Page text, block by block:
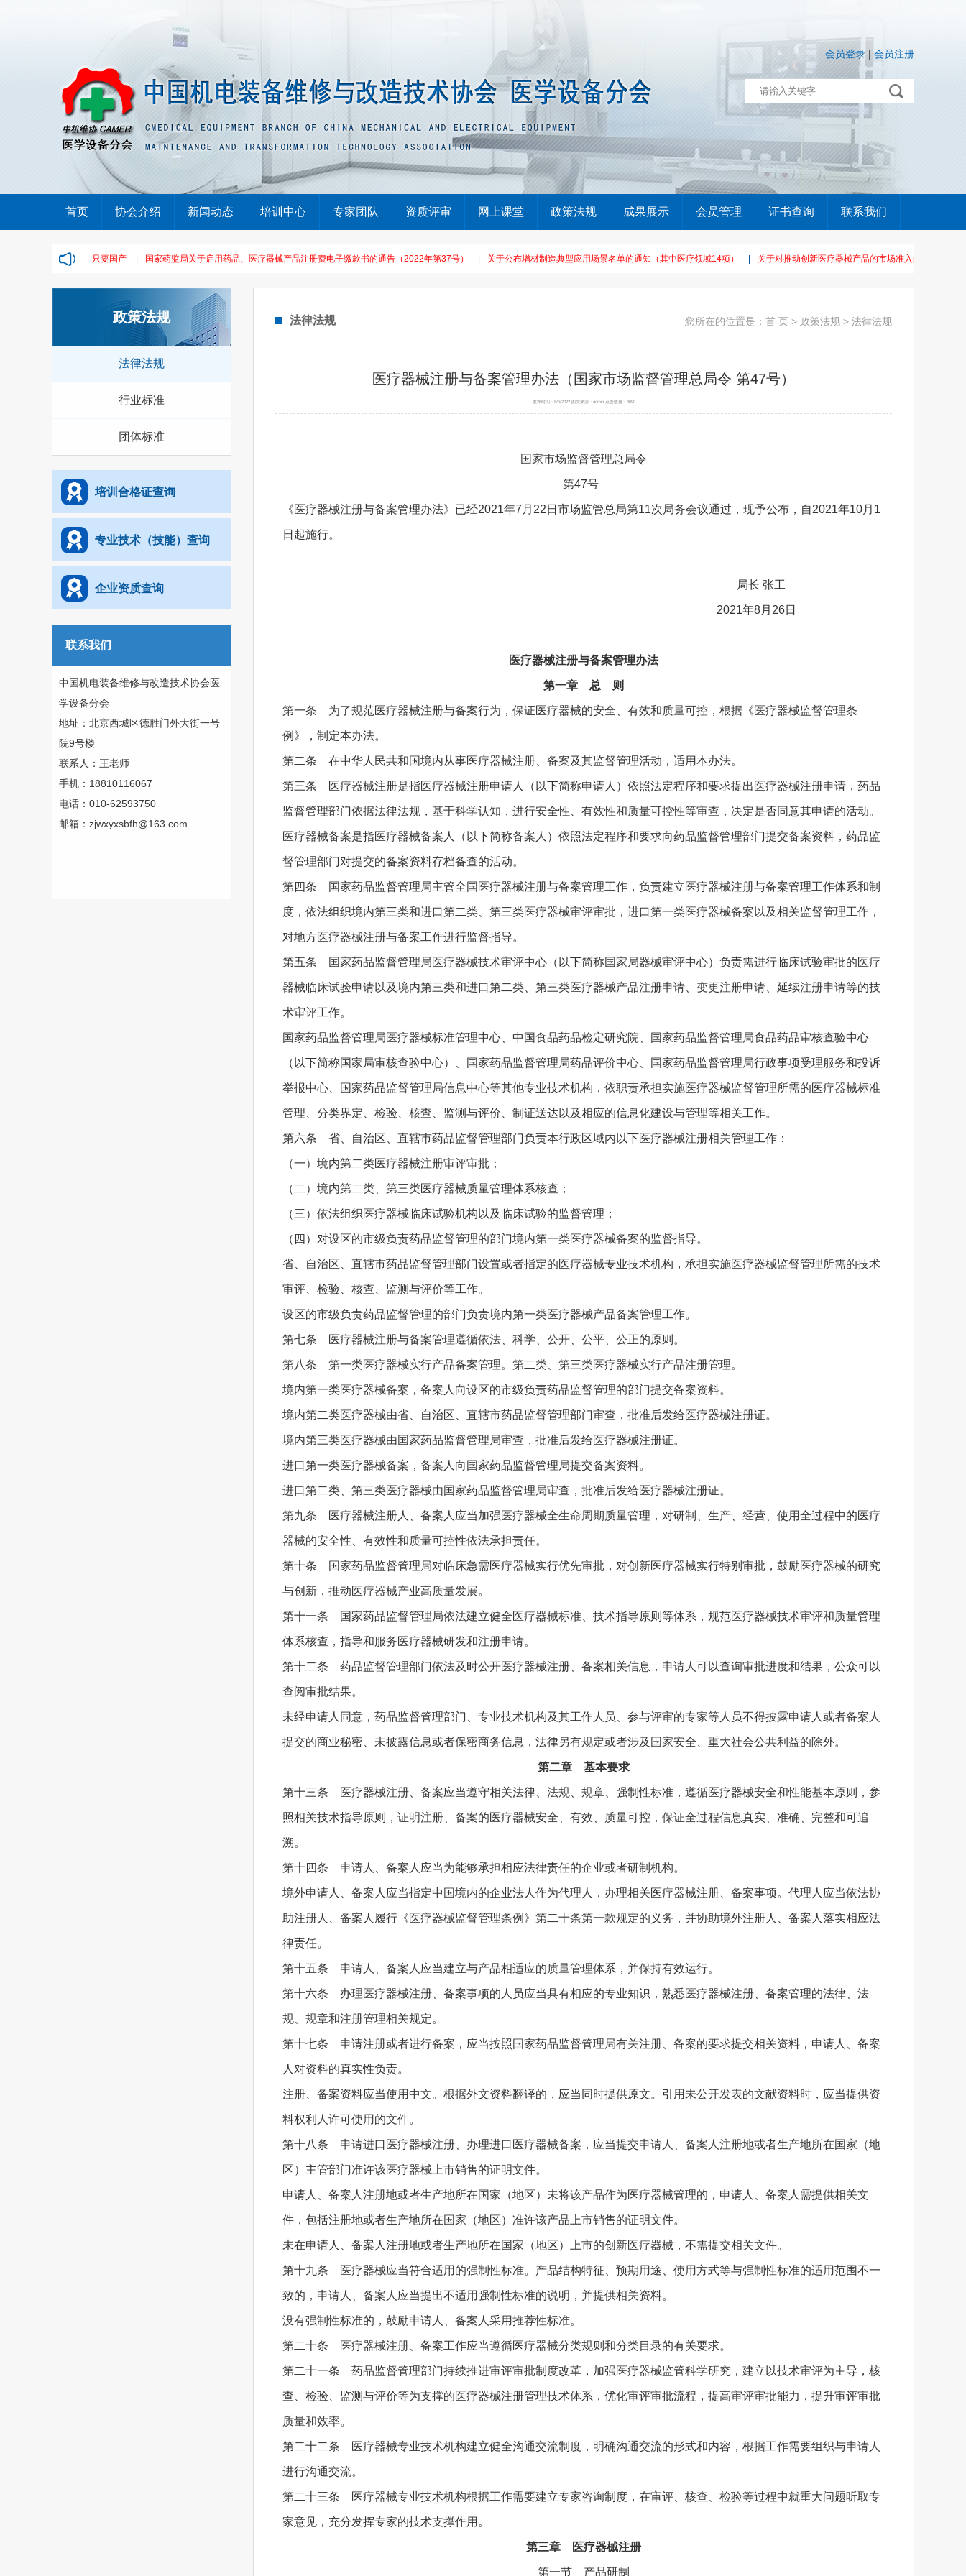
会员登录 | 会员注册
首页 协会介绍 新闻动态 培训中心 专家团队 资质评审 网上课堂 政策法规 成果展示 会员管理 证书查询 联系我们
备大单，废标！只要国产 | 国家药监局关于启用药品、医疗器械产品注册费电子缴款书的通告（2022年第37号） | 关于公布增材制造典型应用场景名单的通知（其中医疗领域14项） | 关于对推动创新医疗器械产品的市场准入的建议（十三届全
政策法规
法律法规
行业标准
团体标准
培训合格证查询
专业技术（技能）查询
企业资质查询
联系我们
中国机电装备维修与改造技术协会医
学设备分会
地址：北京西城区德胜门外大街一号
院9号楼
联系人：王老师
手机：18810116067
电话：010-62593750
邮箱：zjwxyxsbfh@163.com
法律法规 您所在的位置是： 首 页 > 政策法规 > 法律法规
医疗器械注册与备案管理办法（国家市场监督管理总局令 第47号）
发布时间：8/5/2022 图文来源：admin 点击数量：6090
国家市场监督管理总局令
第47号
《医疗器械注册与备案管理办法》已经2021年7月22日市场监管总局第11次局务会议通过，现予公布，自2021年10月1
日起施行。
局长 张工
2021年8月26日
医疗器械注册与备案管理办法
第一章 总 则
第一条 为了规范医疗器械注册与备案行为，保证医疗器械的安全、有效和质量可控，根据《医疗器械监督管理条
例》，制定本办法。
第二条 在中华人民共和国境内从事医疗器械注册、备案及其监督管理活动，适用本办法。
第三条 医疗器械注册是指医疗器械注册申请人（以下简称申请人）依照法定程序和要求提出医疗器械注册申请，药品
监督管理部门依据法律法规，基于科学认知，进行安全性、有效性和质量可控性等审查，决定是否同意其申请的活动。
医疗器械备案是指医疗器械备案人（以下简称备案人）依照法定程序和要求向药品监督管理部门提交备案资料，药品监
督管理部门对提交的备案资料存档备查的活动。
第四条 国家药品监督管理局主管全国医疗器械注册与备案管理工作，负责建立医疗器械注册与备案管理工作体系和制
度，依法组织境内第三类和进口第二类、第三类医疗器械审评审批，进口第一类医疗器械备案以及相关监督管理工作，
对地方医疗器械注册与备案工作进行监督指导。
第五条 国家药品监督管理局医疗器械技术审评中心（以下简称国家局器械审评中心）负责需进行临床试验审批的医疗
器械临床试验申请以及境内第三类和进口第二类、第三类医疗器械产品注册申请、变更注册申请、延续注册申请等的技
术审评工作。
国家药品监督管理局医疗器械标准管理中心、中国食品药品检定研究院、国家药品监督管理局食品药品审核查验中心
（以下简称国家局审核查验中心）、国家药品监督管理局药品评价中心、国家药品监督管理局行政事项受理服务和投诉
举报中心、国家药品监督管理局信息中心等其他专业技术机构，依职责承担实施医疗器械监督管理所需的医疗器械标准
管理、分类界定、检验、核查、监测与评价、制证送达以及相应的信息化建设与管理等相关工作。
第六条 省、自治区、直辖市药品监督管理部门负责本行政区域内以下医疗器械注册相关管理工作：
（一）境内第二类医疗器械注册审评审批；
（二）境内第二类、第三类医疗器械质量管理体系核查；
（三）依法组织医疗器械临床试验机构以及临床试验的监督管理；
（四）对设区的市级负责药品监督管理的部门境内第一类医疗器械备案的监督指导。
省、自治区、直辖市药品监督管理部门设置或者指定的医疗器械专业技术机构，承担实施医疗器械监督管理所需的技术
审评、检验、核查、监测与评价等工作。
设区的市级负责药品监督管理的部门负责境内第一类医疗器械产品备案管理工作。
第七条 医疗器械注册与备案管理遵循依法、科学、公开、公平、公正的原则。
第八条 第一类医疗器械实行产品备案管理。第二类、第三类医疗器械实行产品注册管理。
境内第一类医疗器械备案，备案人向设区的市级负责药品监督管理的部门提交备案资料。
境内第二类医疗器械由省、自治区、直辖市药品监督管理部门审查，批准后发给医疗器械注册证。
境内第三类医疗器械由国家药品监督管理局审查，批准后发给医疗器械注册证。
进口第一类医疗器械备案，备案人向国家药品监督管理局提交备案资料。
进口第二类、第三类医疗器械由国家药品监督管理局审查，批准后发给医疗器械注册证。
第九条 医疗器械注册人、备案人应当加强医疗器械全生命周期质量管理，对研制、生产、经营、使用全过程中的医疗
器械的安全性、有效性和质量可控性依法承担责任。
第十条 国家药品监督管理局对临床急需医疗器械实行优先审批，对创新医疗器械实行特别审批，鼓励医疗器械的研究
与创新，推动医疗器械产业高质量发展。
第十一条 国家药品监督管理局依法建立健全医疗器械标准、技术指导原则等体系，规范医疗器械技术审评和质量管理
体系核查，指导和服务医疗器械研发和注册申请。
第十二条 药品监督管理部门依法及时公开医疗器械注册、备案相关信息，申请人可以查询审批进度和结果，公众可以
查阅审批结果。
未经申请人同意，药品监督管理部门、专业技术机构及其工作人员、参与评审的专家等人员不得披露申请人或者备案人
提交的商业秘密、未披露信息或者保密商务信息，法律另有规定或者涉及国家安全、重大社会公共利益的除外。
第二章 基本要求
第十三条 医疗器械注册、备案应当遵守相关法律、法规、规章、强制性标准，遵循医疗器械安全和性能基本原则，参
照相关技术指导原则，证明注册、备案的医疗器械安全、有效、质量可控，保证全过程信息真实、准确、完整和可追
溯。
第十四条 申请人、备案人应当为能够承担相应法律责任的企业或者研制机构。
境外申请人、备案人应当指定中国境内的企业法人作为代理人，办理相关医疗器械注册、备案事项。代理人应当依法协
助注册人、备案人履行《医疗器械监督管理条例》第二十条第一款规定的义务，并协助境外注册人、备案人落实相应法
律责任。
第十五条 申请人、备案人应当建立与产品相适应的质量管理体系，并保持有效运行。
第十六条 办理医疗器械注册、备案事项的人员应当具有相应的专业知识，熟悉医疗器械注册、备案管理的法律、法
规、规章和注册管理相关规定。
第十七条 申请注册或者进行备案，应当按照国家药品监督管理局有关注册、备案的要求提交相关资料，申请人、备案
人对资料的真实性负责。
注册、备案资料应当使用中文。根据外文资料翻译的，应当同时提供原文。引用未公开发表的文献资料时，应当提供资
料权利人许可使用的文件。
第十八条 申请进口医疗器械注册、办理进口医疗器械备案，应当提交申请人、备案人注册地或者生产地所在国家（地
区）主管部门准许该医疗器械上市销售的证明文件。
申请人、备案人注册地或者生产地所在国家（地区）未将该产品作为医疗器械管理的，申请人、备案人需提供相关文
件，包括注册地或者生产地所在国家（地区）准许该产品上市销售的证明文件。
未在申请人、备案人注册地或者生产地所在国家（地区）上市的创新医疗器械，不需提交相关文件。
第十九条 医疗器械应当符合适用的强制性标准。产品结构特征、预期用途、使用方式等与强制性标准的适用范围不一
致的，申请人、备案人应当提出不适用强制性标准的说明，并提供相关资料。
没有强制性标准的，鼓励申请人、备案人采用推荐性标准。
第二十条 医疗器械注册、备案工作应当遵循医疗器械分类规则和分类目录的有关要求。
第二十一条 药品监督管理部门持续推进审评审批制度改革，加强医疗器械监管科学研究，建立以技术审评为主导，核
查、检验、监测与评价等为支撑的医疗器械注册管理技术体系，优化审评审批流程，提高审评审批能力，提升审评审批
质量和效率。
第二十二条 医疗器械专业技术机构建立健全沟通交流制度，明确沟通交流的形式和内容，根据工作需要组织与申请人
进行沟通交流。
第二十三条 医疗器械专业技术机构根据工作需要建立专家咨询制度，在审评、核查、检验等过程中就重大问题听取专
家意见，充分发挥专家的技术支撑作用。
第三章 医疗器械注册
第一节 产品研制